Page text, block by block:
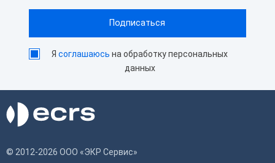
Ясоглашаюсь на обработку персональных
данных
© 2012-2026 ООО «ЭКР Сервис»